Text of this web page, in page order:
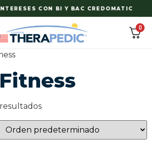
CON BI Y BAC CREDOMATIC
0